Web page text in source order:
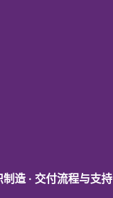
造 · 交付流程与支持